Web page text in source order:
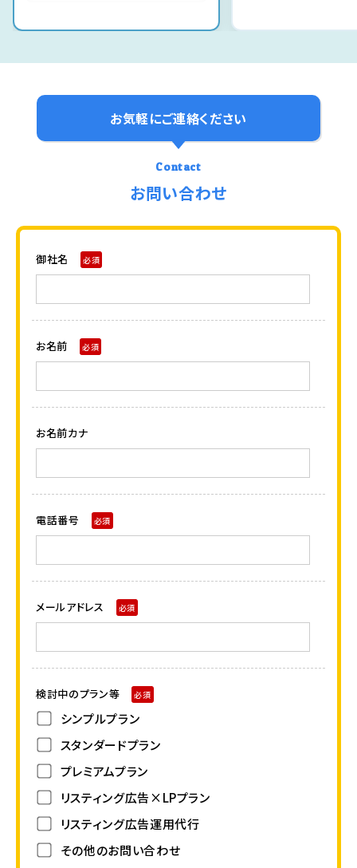
お気軽にご連絡ください
Contact
お問い合わせ
御社名 必須
お名前 必須
お名前カナ
電話番号 必須
メールアドレス 必須
検討中のプラン等 必須
シンプルプラン
スタンダードプラン
プレミアムプラン
リスティング広告×LPプラン
リスティング広告運用代行
その他のお問い合わせ